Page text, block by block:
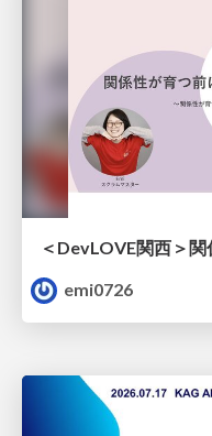
emi0726